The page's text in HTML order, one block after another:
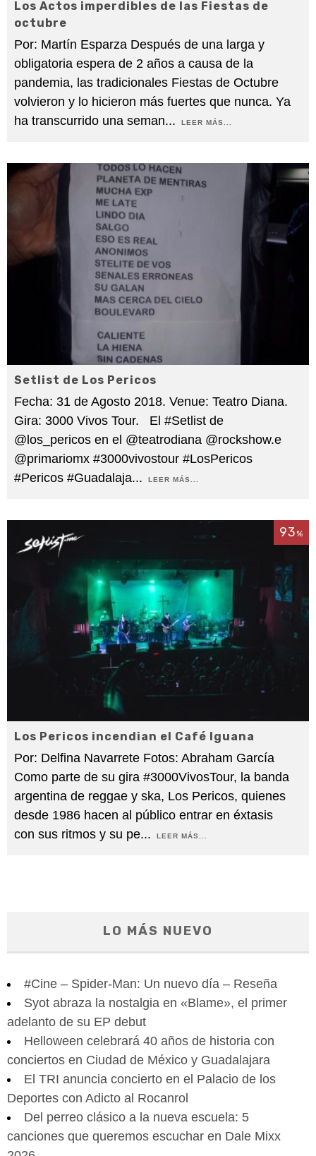
Los Actos imperdibles de las Fiestas de
octubre
Por: Martín Esparza Después de una larga y
obligatoria espera de 2 años a causa de la
pandemia, las tradicionales Fiestas de Octubre
volvieron y lo hicieron más fuertes que nunca. Ya
ha transcurrido una seman... LEER MÁS...
Setlist de Los Pericos
Fecha: 31 de Agosto 2018. Venue: Teatro Diana.
Gira: 3000 Vivos Tour. El #Setlist de
@los_pericos en el @teatrodiana @rockshow.e
@primariomx #3000vivostour #LosPericos
#Pericos #Guadalaja... LEER MÁS...
93%
Los Pericos incendian el Café Iguana
Por: Delfina Navarrete Fotos: Abraham García
Como parte de su gira #3000VivosTour, la banda
argentina de reggae y ska, Los Pericos, quienes
desde 1986 hacen al público entrar en éxtasis
con sus ritmos y su pe... LEER MÁS...
LO MÁS NUEVO
#Cine – Spider-Man: Un nuevo día – Reseña
Syot abraza la nostalgia en «Blame», el primer
adelanto de su EP debut
Helloween celebrará 40 años de historia con
conciertos en Ciudad de México y Guadalajara
El TRI anuncia concierto en el Palacio de los
Deportes con Adicto al Rocanrol
Del perreo clásico a la nueva escuela: 5
canciones que queremos escuchar en Dale Mixx